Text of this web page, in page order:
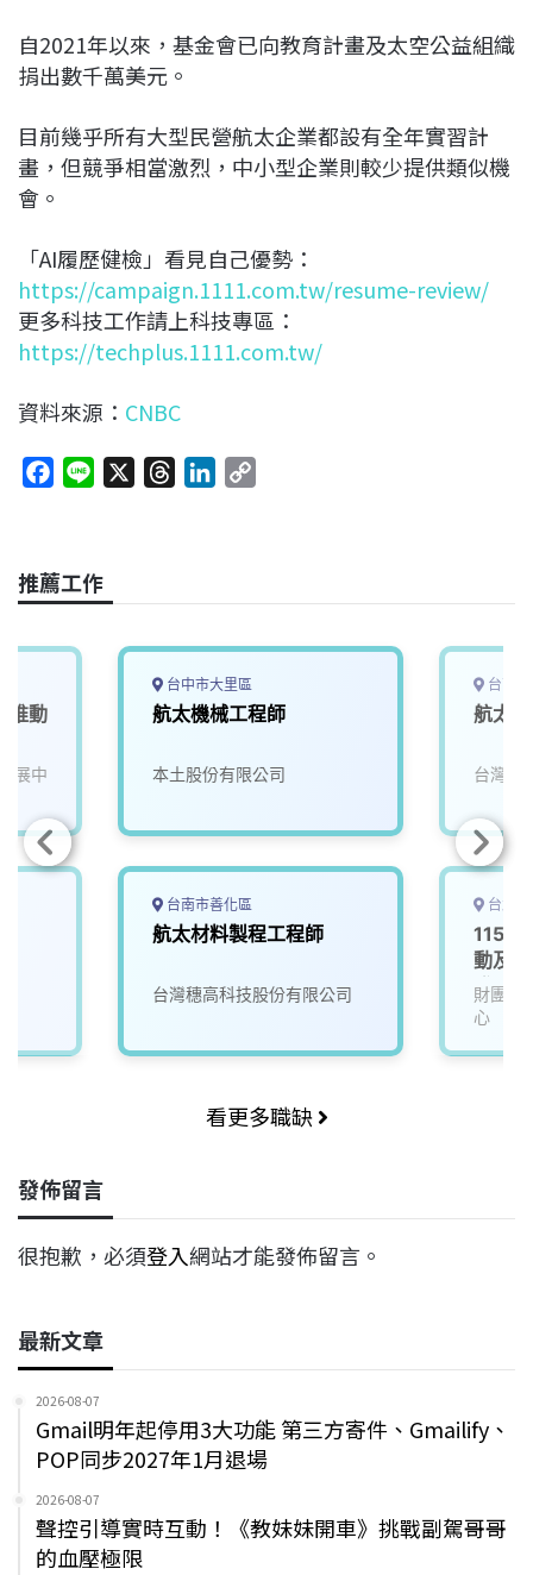
自2021年以來，基金會已向教育計畫及太空公益組織
捐出數千萬美元。
目前幾乎所有大型民營航太企業都設有全年實習計
畫，但競爭相當激烈，中小型企業則較少提供類似機
會。
「AI履歷健檢」看見自己優勢：
https://campaign.1111.com.tw/resume-review/
更多科技工作請上科技專區：
https://techplus.1111.com.tw/
資料來源： CNBC
e
b
o
a
s
e
I
n
L
n
推薦工作
推動
展中
台中市大里區
航太機械工程師
本土股份有限公司
台南市善化區
航太材料製程工程師
台灣穗高科技股份有限公司
台南
航太
台灣穗
台北
動及
發署-
財團法
心
看更多職缺
發佈留言
很抱歉，必須登入網站才能發佈留言。
最新文章
2026-08-07
Gmail明年起停用3大功能 第三方寄件、Gmailify、
POP同步2027年1月退場
2026-08-07
聲控引導實時互動！《教妹妹開車》挑戰副駕哥哥
的血壓極限